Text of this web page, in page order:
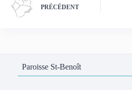
PRÉCÉDENT
Paroisse St-Benoît